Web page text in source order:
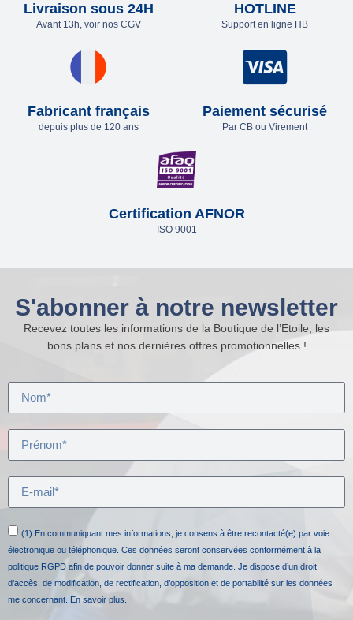
Livraison sous 24H
Avant 13h, voir nos CGV
HOTLINE
Support en ligne HB
Fabricant français
depuis plus de 120 ans
Paiement sécurisé
Par CB ou Virement
Certification AFNOR
ISO 9001
S'abonner à notre newsletter
Recevez toutes les informations de la Boutique de l’Etoile, les
bons plans et nos dernières offres promotionnelles !
(1) En communiquant mes informations, je consens à être recontacté(e) par voie
électronique ou téléphonique. Ces données seront conservées conformément à la
politique RGPD afin de pouvoir donner suite à ma demande. Je dispose d’un droit
d’accès, de modification, de rectification, d’opposition et de portabilité sur les données
me concernant. En savoir plus.